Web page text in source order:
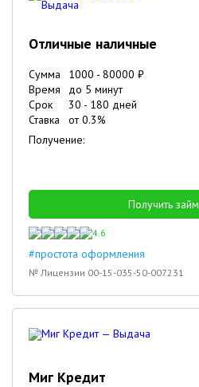
Отличные наличные
Сумма 1000 - 80000 ₽
Время
до 5 минут
Срок
30 - 180 дней
Ставка
от0.3%
Получение:
Получить займ
4.6
#простота оформления
№ Лицензии 00-15-035-50-007231
Миг Кредит